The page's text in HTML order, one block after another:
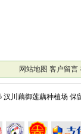
网站地图 客户留言
汉川藕御莲藕种植场 保